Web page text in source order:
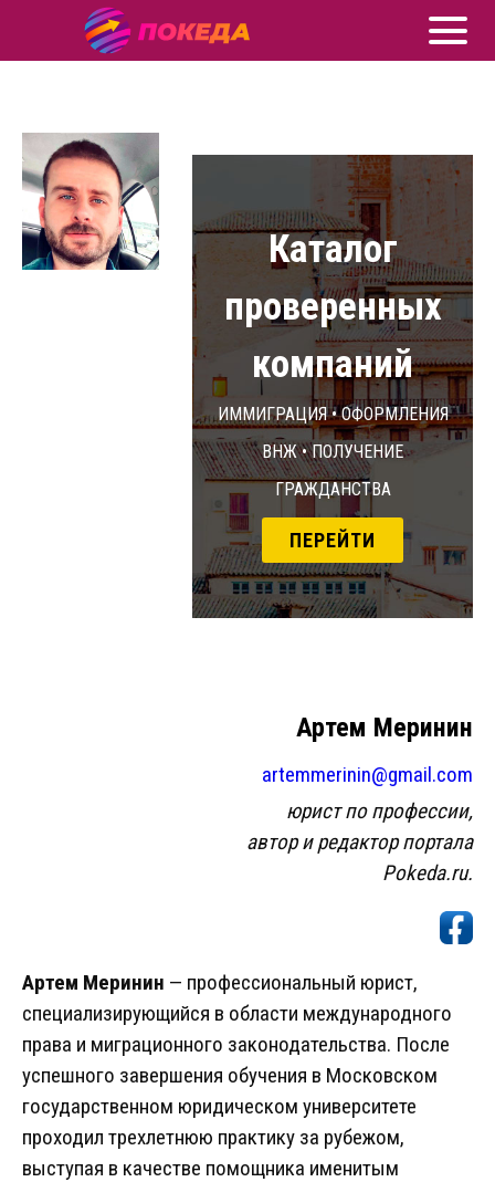
Каталог
проверенных
компаний
Иммиграция • Оформления
ВНЖ • Получение
гражданства
ПЕРЕЙТИ
Артем Меринин
artemmerinin@gmail.com
юрист по профессии,
автор и редактор портала
Pokeda.ru.
Артем Меринин — профессиональный юрист,
специализирующийся в области международного
права и миграционного законодательства. После
успешного завершения обучения в Московском
государственном юридическом университете
проходил трехлетнюю практику за рубежом,
выступая в качестве помощника именитым